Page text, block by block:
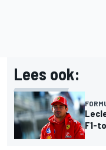
Lees ook:
F1-